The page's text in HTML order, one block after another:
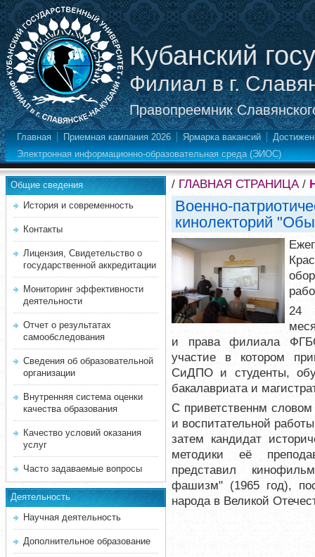
Кубанский
Филиал в г.
Правопреемник
Главная Приемная кампания 2026 Ярмарка вакансий
Электронная информационно-образовательная среда (ЭИОС)
Общие сведения
История и современность
Контакты
Лицензия, Свидетельство о
государственной аккредитации
Мониторинг эффективности
деятельности
Отчет о результатах
самообследования
Сведения об образовательной
организации
Внутренняя система оценки
качества образования
Качество условий оказания
услуг
Часто задаваемые вопросы
Деятельность
Научная деятельность
Дополнительное образование
/ ГЛАВНАЯ СТРАНИЦА/
Военно-
кинолекторий
24
и права филиала
участие в котором
СиДПО и студенты,
бакалавриата и
С приветственнм
и воспитательной
затем кандидат
методики её
представил
фашизм" (1965 год),
народа в Великой